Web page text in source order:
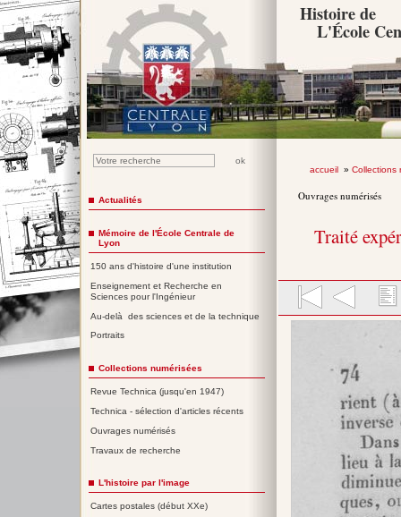
Histoire de
L'École
accueil» Collections
Ouvrages numérisés
Traité
Actualités
Mémoire de l'École Centrale de
Lyon
150 ans d'histoire d'une institution
Enseignement et Recherche en
Sciences pour l'Ingénieur
Au-delà des sciences et de la technique
Portraits
Collections numérisées
Revue Technica (jusqu'en 1947)
Technica - sélection d'articles récents
Ouvrages numérisés
Travaux de recherche
L'histoire par l'image
Cartes postales (début XXe)